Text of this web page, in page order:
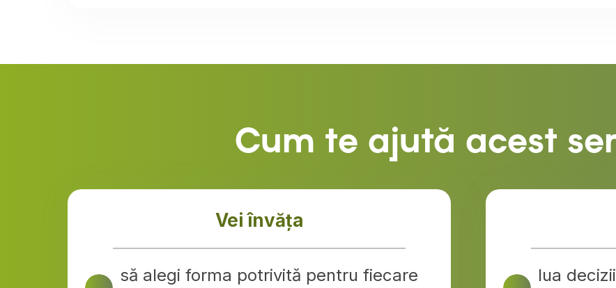
Cum te ajută acest
Vei învăța
să alegi forma potrivită pentru fiecare lua